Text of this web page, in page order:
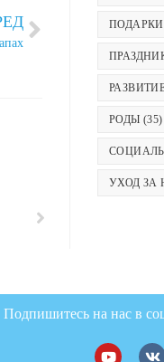
ПОДАРКИ
РОДЫ (35)
УХОД ЗА
Подпишитесь на нас в